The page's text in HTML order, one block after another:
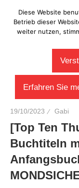
Inhalt
springen
19/10/2023 Gabi
[Top Ten
Buchtiteln
Diese Website
Betrieb dieser
weiter nutzen,
Erfahren Sie